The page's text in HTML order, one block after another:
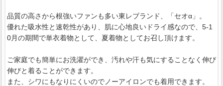
品質の高さから根強いファンも多い東レブランド、「セオα」。
優れた吸水性と速乾性があり、肌に心地良いドライ感なので、5-1
0月の期間で単衣着物として、夏着物としてお召し頂けます。
ご家庭でも簡単にお洗濯ができ、汚れや汗も気にすることなく伸び
伸びと着ることができます。
また、シワにもなりにくいのでノーアイロンでも着用できます。